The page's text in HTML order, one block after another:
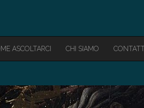
ASCOLTARCI CHI SIAMO